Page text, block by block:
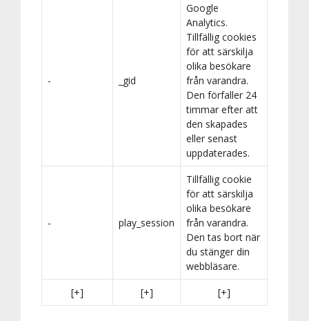
- _gid
Google
Analytics.
Tillfällig cookies
för att särskilja
olika besökare
från varandra.
Den förfaller 24
timmar efter att
den skapades
eller senast
uppdaterades.
- play_session
Tillfällig cookie
för att särskilja
olika besökare
från varandra.
Den tas bort när
du stänger din
webbläsare.
[+]
[+] [+]